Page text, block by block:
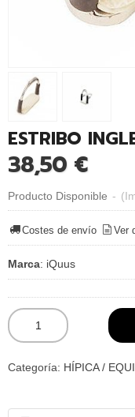
ESTRIBO
38,50 €
Producto Disponible -
Costes de envío Ver
Marca: iQuus
Categoría: HÍPICA /